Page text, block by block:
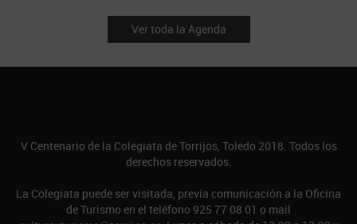
Ver toda la Agenda
V Centenario de la Colegiata de Torrijos, Toledo 2018. Todos los
derechos reservados.
La Colegiata puede ser visitada, previa comunicación a la Oficina
de Turismo en el teléfono 925 77 08 01 o mail